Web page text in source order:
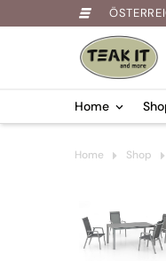
Home
Home Shop